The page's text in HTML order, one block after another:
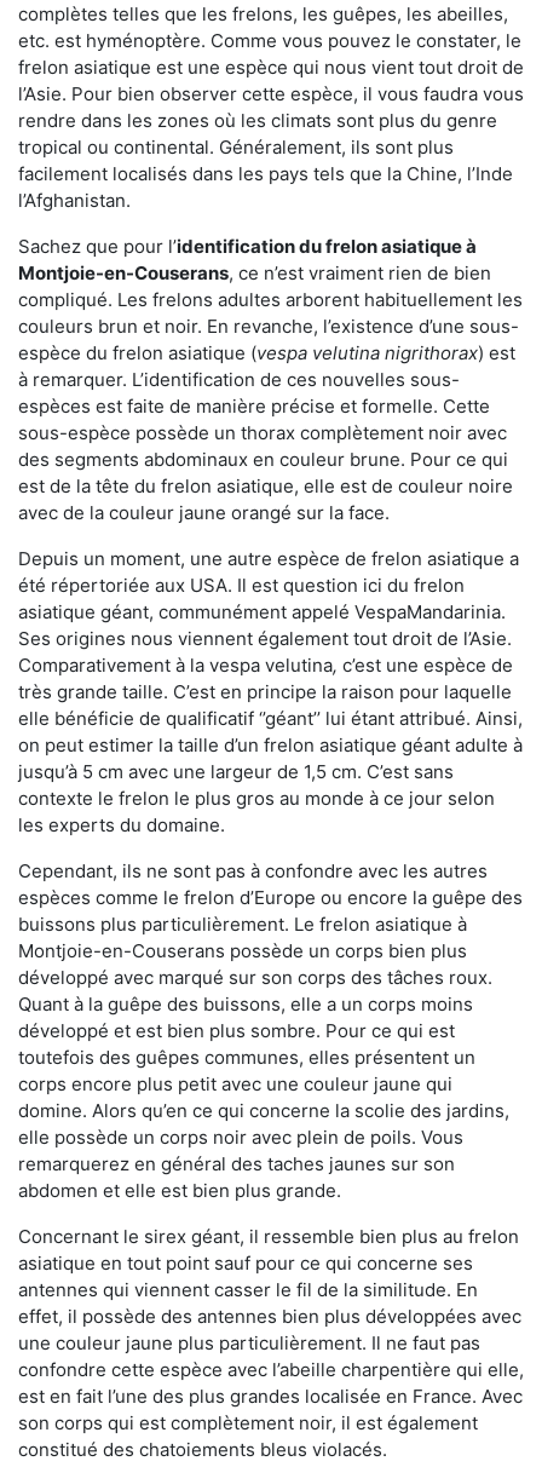
complètes telles que les frelons, les guêpes, les abeilles,
etc. est hyménoptère. Comme vous pouvez le constater, le
frelon asiatique est une espèce qui nous vient tout droit de
l’Asie. Pour bien observer cette espèce, il vous faudra vous
rendre dans les zones où les climats sont plus du genre
tropical ou continental. Généralement, ils sont plus
facilement localisés dans les pays tels que la Chine, l’Inde
l’Afghanistan.
Sachez que pour l’identification du frelon asiatiqueà
Montjoie-en-Couserans, ce n’est vraiment rien de bien
compliqué. Les frelons adultes arborent habituellement les
couleurs brun et noir. En revanche, l’existence d’une sous-
espèce du frelon asiatique (vespa velutina nigrithorax) est
à remarquer. L’identification de ces nouvelles sous-
espèces est faite de manière précise et formelle. Cette
sous-espèce possède un thorax complètement noir avec
des segments abdominaux en couleur brune. Pour ce qui
est de la tête du frelon asiatique, elle est de couleur noire
avec de la couleur jaune orangé sur la face.
Depuis un moment, une autre espèce de frelon asiatique a
été répertoriée aux USA. Il est question ici du frelon
asiatique géant, communément appelé VespaMandarinia.
Ses origines nous viennent également tout droit de l’Asie.
Comparativement à la vespa velutina, c’est une espèce de
très grande taille. C’est en principe la raison pour laquelle
elle bénéficie de qualificatif ‘’géant’’ lui étant attribué. Ainsi,
on peut estimer la taille d’un frelon asiatique géant adulte à
jusqu’à 5 cm avec une largeur de 1,5 cm. C’est sans
contexte le frelon le plus gros au monde à ce jour selon
les experts du domaine.
Cependant, ils ne sont pas à confondre avec les autres
espèces comme le frelon d’Europe ou encore la guêpe des
buissons plus particulièrement. Le frelon asiatique à
Montjoie-en-Couserans possède un corps bien plus
développé avec marqué sur son corps des tâches roux.
Quant à la guêpe des buissons, elle a un corps moins
développé et est bien plus sombre. Pour ce qui est
toutefois des guêpes communes, elles présentent un
corps encore plus petit avec une couleur jaune qui
domine. Alors qu’en ce qui concerne la scolie des jardins,
elle possède un corps noir avec plein de poils. Vous
remarquerez en général des taches jaunes sur son
abdomen et elle est bien plus grande.
Concernant le sirex géant, il ressemble bien plus au frelon
asiatique en tout point sauf pour ce qui concerne ses
antennes qui viennent casser le fil de la similitude. En
effet, il possède des antennes bien plus développées avec
une couleur jaune plus particulièrement. Il ne faut pas
confondre cette espèce avec l’abeille charpentière qui elle,
est en fait l’une des plus grandes localisée en France. Avec
son corps qui est complètement noir, il est également
constitué des chatoiements bleus violacés.